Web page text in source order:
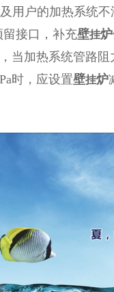
用户的加热系统不
留接口，补充壁挂炉
当加热系统管路
时，应设置壁挂炉